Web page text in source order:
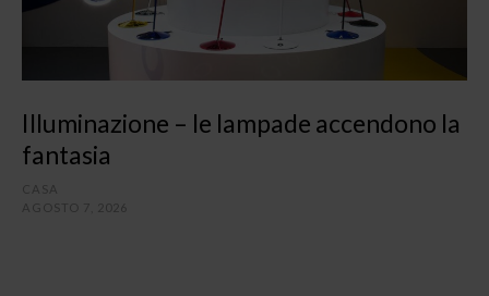
Illuminazione – le lampade accendono la
fantasia
CASA
AGOSTO 7, 2026